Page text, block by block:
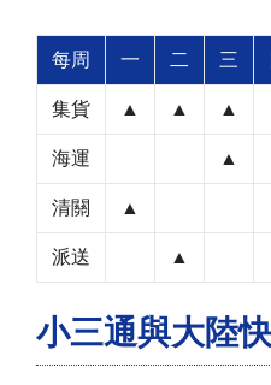
每周 一 二 三
集貨 ▲ ▲ ▲
海運 ▲
清關 ▲
派送 ▲
小三通與大陸